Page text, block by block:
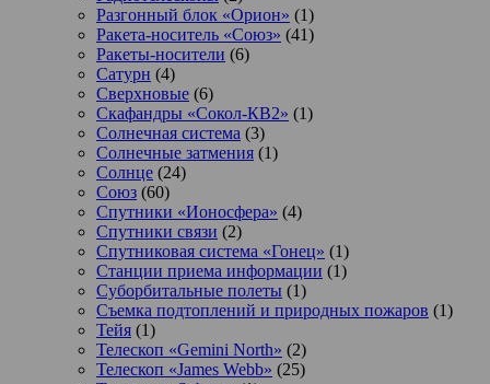
Разгонный блок «Орион» (1)
Ракета-носитель «Союз» (41)
Ракеты-носители (6)
Сатурн (4)
Сверхновые (6)
Скафандры «Сокол-КВ2» (1)
Солнечная система (3)
Солнечные затмения (1)
Солнце (24)
Союз (60)
Спутники «Ионосфера» (4)
Спутники связи (2)
Спутниковая система «Гонец» (1)
Станции приема информации (1)
Суборбитальные полеты (1)
Съемка подтоплений и природных пожаров (1)
Тейя (1)
Телескоп «Gemini North» (2)
Телескоп «James Webb» (25)